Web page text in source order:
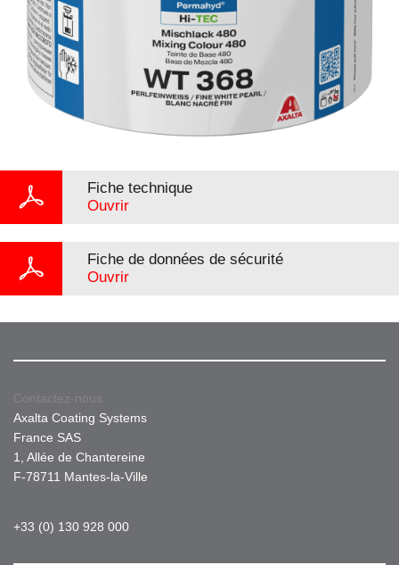
Fiche technique
Ouvrir
Fiche de données de sécurité
Ouvrir
Contactez-nous
Axalta Coating Systems
France SAS
1, Allée de Chantereine
F-78711 Mantes-la-Ville
+33 (0) 130 928 000